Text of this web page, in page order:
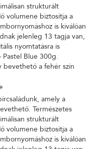
strukturált
volumene biztosítja a
is kiválóan
jelenleg 13 tagja van,
nyomtatásra is
Pastel Blue 300g.
bevethető a fehér szín
amely a
Természetes
strukturált
volumene biztosítja a
is kiválóan